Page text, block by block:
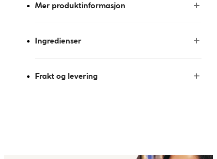
Mer produktinformasjon
Ingredienser
Frakt og levering